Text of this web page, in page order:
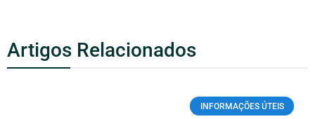
Artigos Relacionados
INFORMAÇÕES ÚTEIS